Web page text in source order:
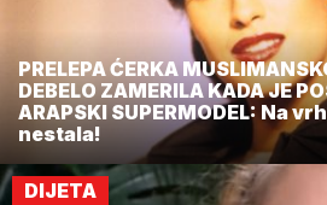
PRELEPA ĆERKA
DEBELO ZAMERILA KADA JE
ARAPSKI SUPERMODEL: Na
nestala!
DIJETA